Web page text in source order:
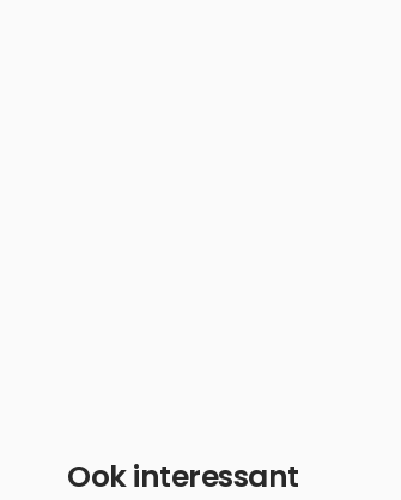
Ook interessant